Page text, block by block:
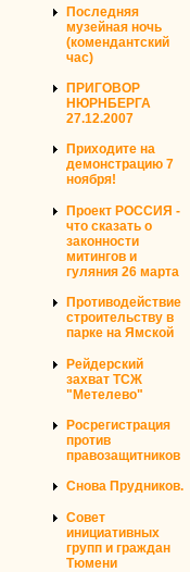
Последняя
музейная ночь
(комендантский
час)
ПРИГОВОР
НЮРНБЕРГА
27.12.2007
Приходите на
демонстрацию 7
ноября!
Проект РОССИЯ -
что сказать о
законности
митингов и
гуляния 26 марта
Противодействие
строительству в
парке на Ямской
Рейдерский
захват ТСЖ
"Метелево"
Росрегистрация
против
правозащитников
Снова Прудников.
Совет
инициативных
групп и граждан
Тюмени